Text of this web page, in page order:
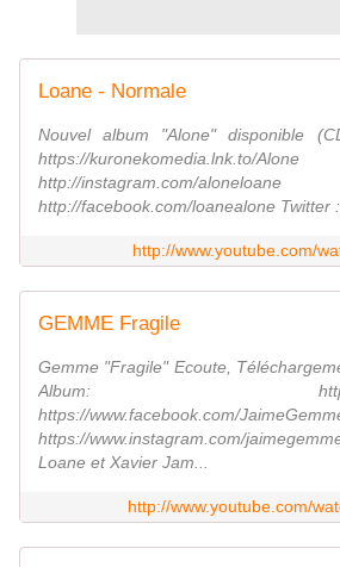
Loane - Normale
Nouvel album "Alone" disponible
https://kuronekomedia.lnk.to/
http://instagram.com/
http://facebook.com/loanealone Twitter :
http://www.youtube.com/
GEMME Fragile
Gemme "Fragile" Ecoute,
Album: http://
https://www.facebook.com/
https://www.instagram.com/
Loane et Xavier Jam...
http://www.youtube.com/